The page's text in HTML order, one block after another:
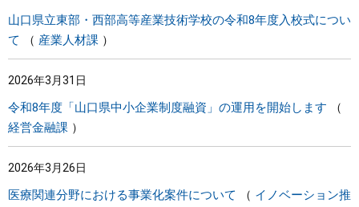
山口県立東部・西部高等産業技術学校の令和8年度入校式につい
て
産業人材課
2026年3月31日
令和8年度「山口県中小企業制度融資」の運用を開始します
経営金融課
2026年3月26日
医療関連分野における事業化案件について
イノベーション推